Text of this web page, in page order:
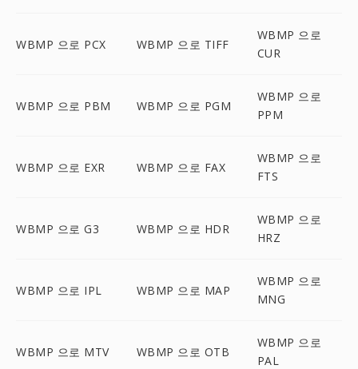
WBMP 으로 PCX WBMP 으로 TIFF
WBMP 으로
CUR
WBMP 으로 PBM WBMP 으로 PGM
WBMP 으로
PPM
WBMP 으로 EXR WBMP 으로 FAX
WBMP 으로
FTS
WBMP 으로 G3 WBMP 으로 HDR
WBMP 으로
HRZ
WBMP 으로 IPL WBMP 으로 MAP
WBMP 으로
MNG
WBMP 으로 MTV WBMP 으로 OTB
WBMP 으로
PAL